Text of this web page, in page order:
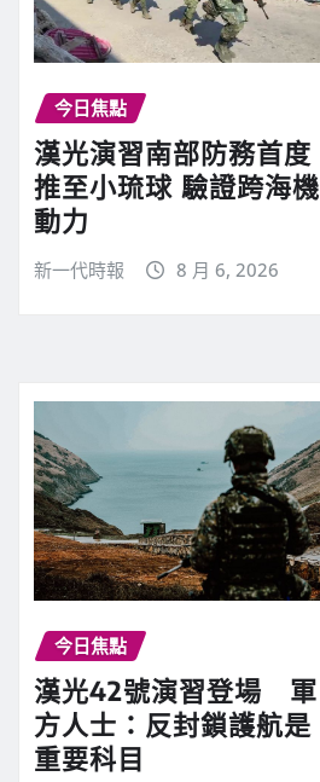
今日焦點
漢光演習南部防務首度
推至小琉球 驗證跨海機
動力
新一代時報 8 月 6, 2026
今日焦點
漢光42號演習登場 軍
方人士：反封鎖護航是
重要科目